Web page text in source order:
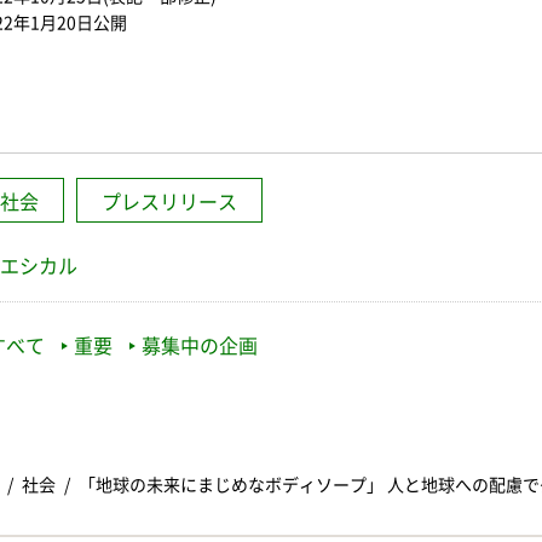
年1月20日公開
社会 プレスリリース
エシカル
べて 重要 募集中の企画
社会 「地球の未来にまじめなボディソープ」 人と地球への配慮